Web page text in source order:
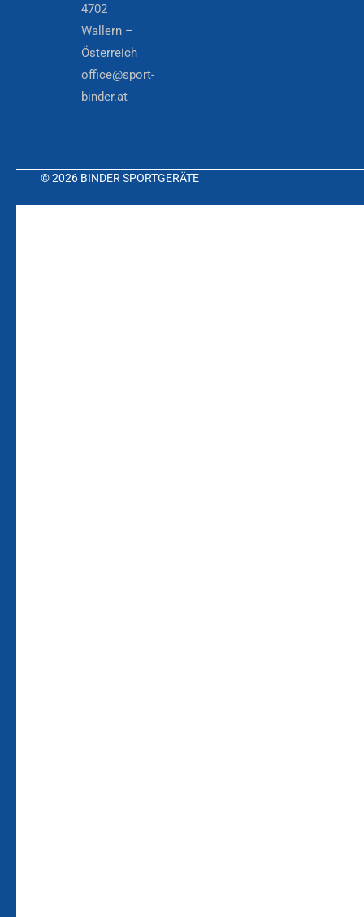
4702
Wallern –
Österreich
office@sport-
binder.at
© 2026 BINDER SPORTGERÄTE